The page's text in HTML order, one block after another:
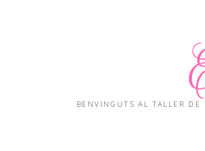
BENVINGUTS AL TALLER